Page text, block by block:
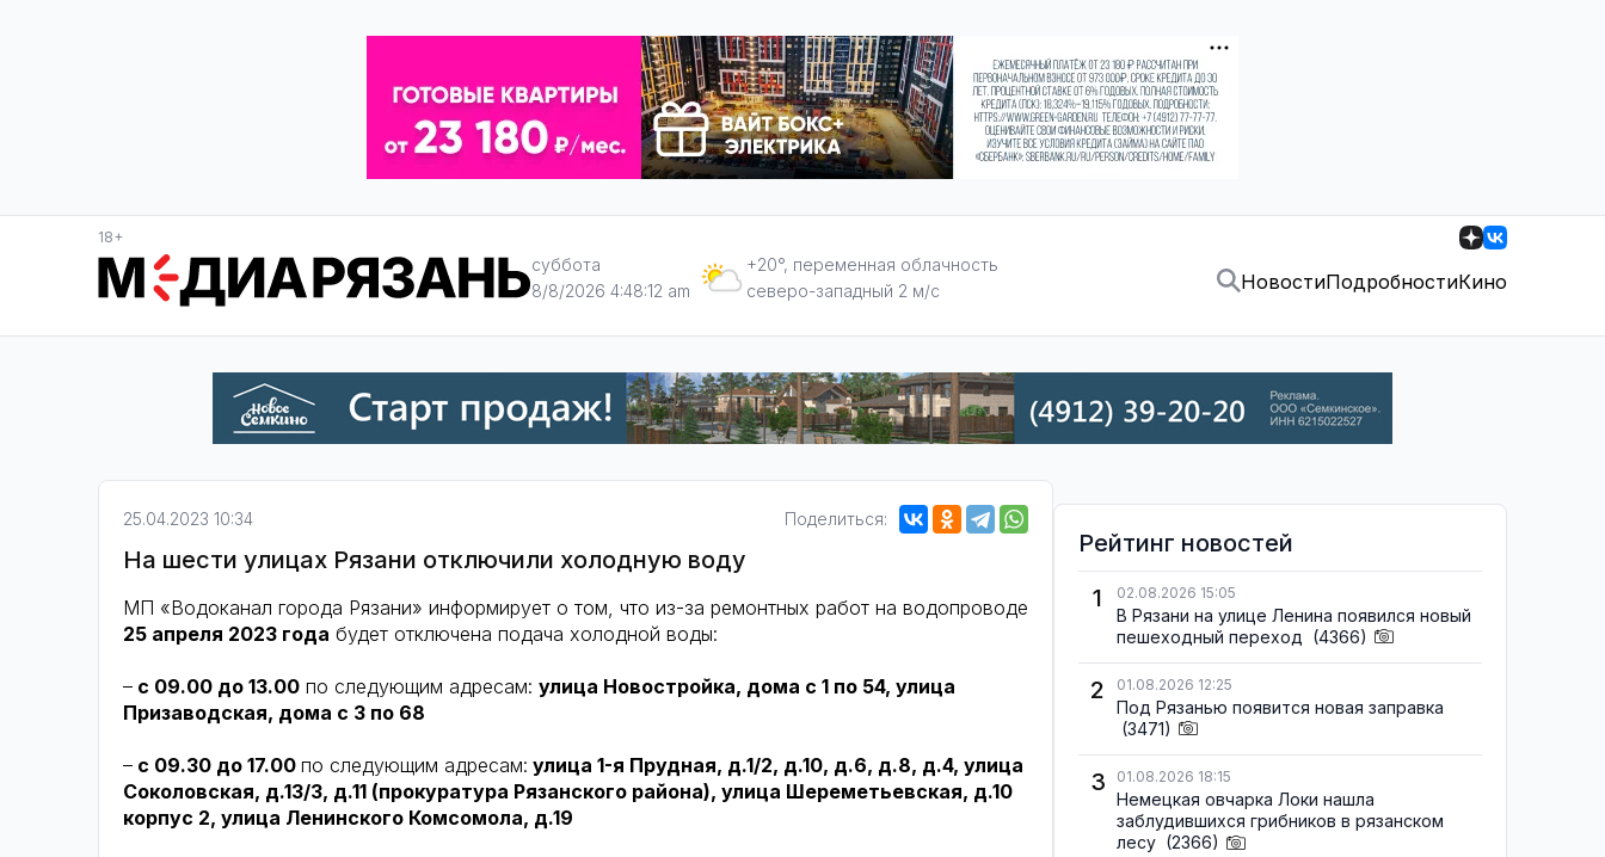
18+
суббота
8/8/2026 4:48:13 am
+20°, переменная облачность
северо-западный 2 м/с
НовостиПодробностиКино
25.04.2023 10:34 Поделиться:
На шести улицах Рязани отключили холодную воду
МП «Водоканал города Рязани» информирует о том, что из-за ремонтных работ на водопроводе
25 апреля 2023 года будет отключена подача холодной воды:
– с 09.00 до 13.00 по следующим адресам: улица Новостройка, дома с 1 по 54, улица
Призаводская, дома с 3 по 68
– с 09.30 до 17.00 по следующим адресам: улица 1-я Прудная, д.1/2, д.10, д.6, д.8, д.4, улица
Соколовская, д.13/3, д.11 (прокуратура Рязанского района), улица Шереметьевская, д.10
корпус 2, улица Ленинского Комсомола, д.19
Рейтинг новостей
1
02.08.2026 15:05
В Рязани на улице Ленина появился новый
пешеходный переход (4366)
2 01.08.2026 12:25
Под Рязанью появится новая заправка
(3471)
3 01.08.2026 18:15
Немецкая овчарка Локи нашла
заблудившихся грибников в рязанском
лесу (2366)